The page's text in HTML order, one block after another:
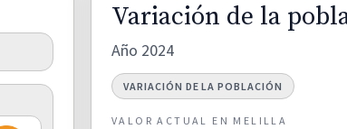
Variación de la
Año 2024
VARIACIÓN DE LA POBLACIÓN
VALOR ACTUAL EN MELILLA